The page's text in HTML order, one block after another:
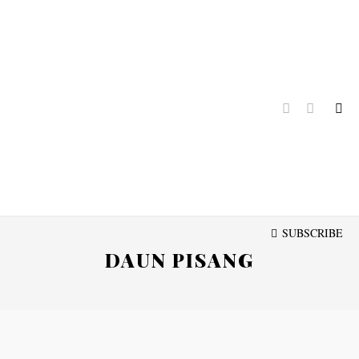
Instagram
Youtube
SUBSCRIBE
DAUN PISANG